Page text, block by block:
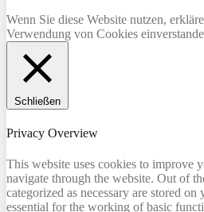
Wenn Sie diese Website nutzen,
Verwendung von Cookies
Schließen
Privacy Overview
This website uses cookies to improve
navigate through the website. Out of
categorized as necessary are stored
essential for the working of basic